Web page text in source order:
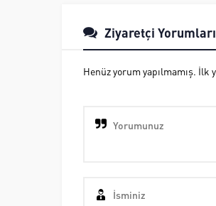
Ziyaretçi Yorumları
Henüz yorum yapılmamış. İlk